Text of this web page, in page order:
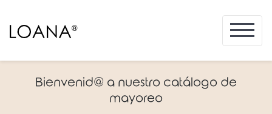
Bienvenid@ a nuestro catálogo de
mayoreo